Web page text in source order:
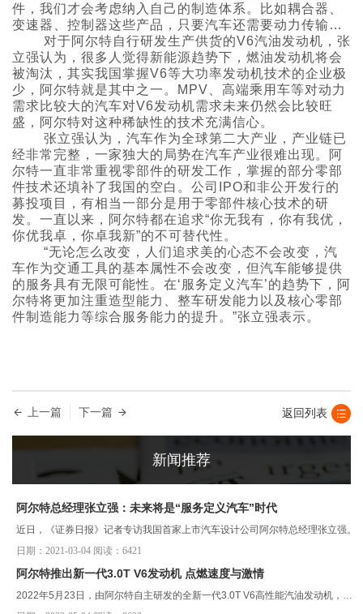
件，我们才会考虑纳入自己的制造体系。比如耦合器、
变速器、控制器这些产品，只要汽车还需要动力传输、
制动变速、操控控制，都仍然是必备部件。”张立强说
道。
对于阿尔特自行研发生产供货的V6汽油发动机，张
立强认为，很多人觉得新能源趋势下，燃油发动机将会
被淘汰，其实我国掌握V6等大功率发动机技术的企业极
少，阿尔特就是其中之一。MPV、高端乘用车等对动力
需求比较大的汽车对V6发动机需求未来仍然会比较旺
盛，阿尔特对这种稀缺性的技术充满信心。
张立强认为，汽车作为全球第二大产业，产业链已
经非常完整，一家独大的局势在汽车产业很难出现。阿
尔特一直非常重视零部件的研发工作，掌握的部分零部
件技术还填补了我国的空白。公司IPO和非公开发行的
募投项目，有相当一部分是用于零部件核心技术的研
发。一直以来，阿尔特都在追求“你无我有，你有我优，
你优我卓，你卓我新”的不可替代性。
“无论怎么改变，人们追求美的心态不会改变，汽
车作为交通工具的基本属性不会改变，但汽车能够提供
的服务具有无限可能性。在‘服务定义汽车’的趋势下，阿
尔特将更加注重造型能力、整车研发能力以及核心零部
件制造能力等综合服务能力的提升。”张立强表示。
上一篇 下一篇 返回列表
新闻推荐
阿尔特总经理张立强：未来将是“服务定义汽车”时代
近日，《证券日报》记者专访我国首家上市汽车设计公司阿尔特总经理张立强。
日期：2021-03-04 阅读：6421
阿尔特推出新一代3.0T V6发动机 点燃速度与激情
2022年5月23日，由阿尔特自主研发的全新一代3.0T V6高性能汽油发动机，在